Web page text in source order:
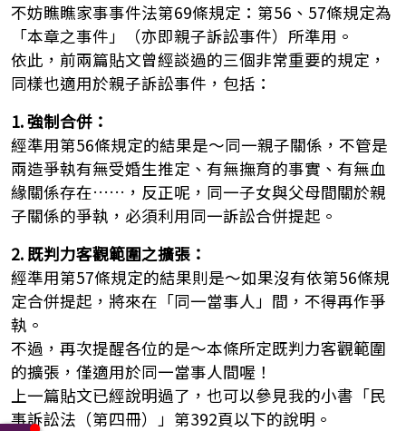
不妨瞧瞧家事事件法第69條規定：第56、57條規定為
「本章之事件」（亦即親子訴訟事件）所準用。
依此，前兩篇貼文曾經談過的三個非常重要的規定，
同樣也適用於親子訴訟事件，包括：
1. 強制合併：
經準用第56條規定的結果是～同一親子關係，不管是
兩造爭執有無受婚生推定、有無撫育的事實、有無血
緣關係存在……，反正呢，同一子女與父母間關於親
子關係的爭執，必須利用同一訴訟合併提起。
2. 既判力客觀範圍之擴張：
經準用第57條規定的結果則是～如果沒有依第56條規
定合併提起，將來在「同一當事人」間，不得再作爭
執。
不過，再次提醒各位的是～本條所定既判力客觀範圍
的擴張，僅適用於同一當事人間喔！
上一篇貼文已經說明過了，也可以參見我的小書「民
事訴訟法（第四冊）」第392頁以下的說明。